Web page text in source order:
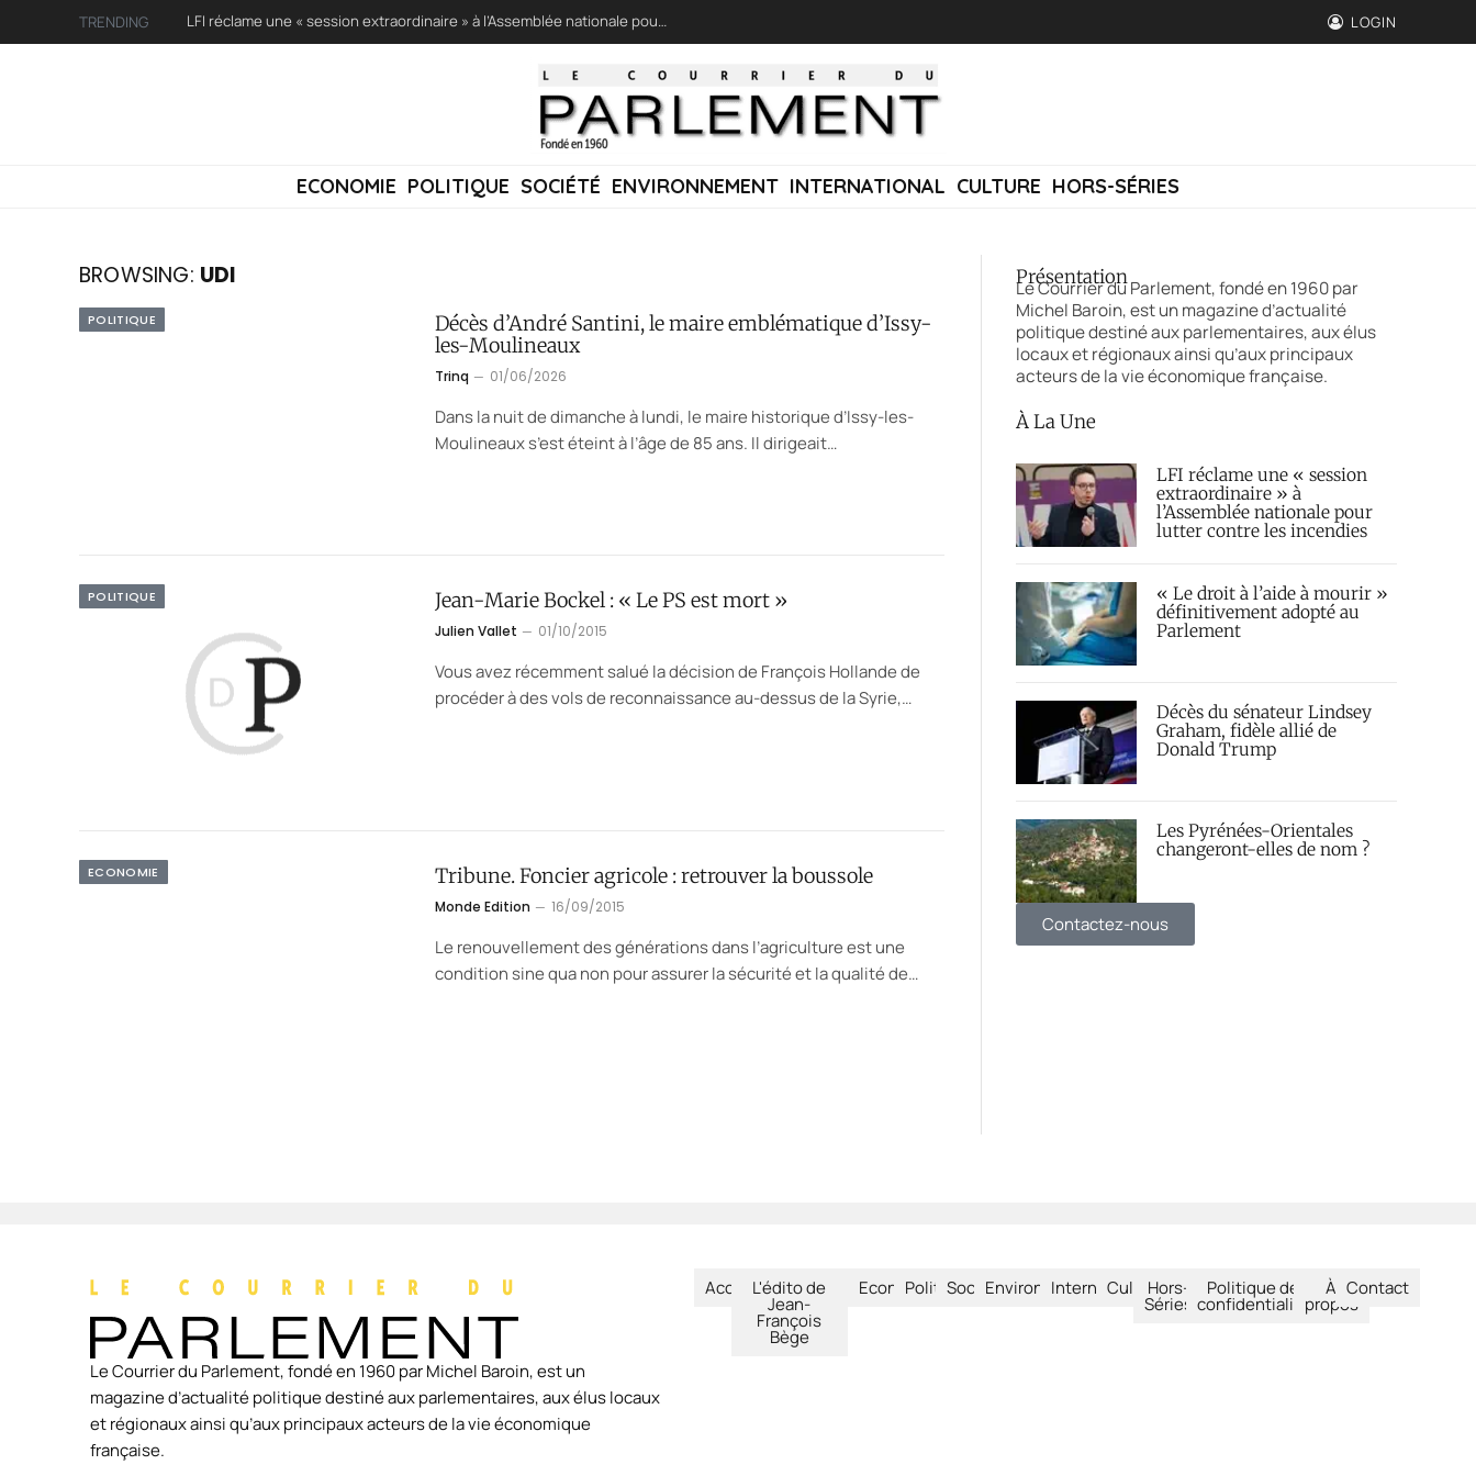
TRENDING LFI réclame une « session extraordinaire » à l’Assemblée nationale pour lutter contre les incendies LOGIN
ECONOMIE POLITIQUE SOCIÉTÉ ENVIRONNEMENT INTERNATIONAL CULTURE HORS-SÉRIES
BROWSING: UDI
POLITIQUE
Décès d’André Santini, le maire emblématique d’Issy-
les-Moulineaux
Trinq 01/06/2026
Dans la nuit de dimanche à lundi, le maire historique d’Issy-les-
Moulineaux s’est éteint à l’âge de 85 ans. Il dirigeait…
POLITIQUE Jean-Marie Bockel : « Le PS est mort »
Julien Vallet 01/10/2015
Vous avez récemment salué la décision de François Hollande de
procéder à des vols de reconnaissance au-dessus de la Syrie,…
ECONOMIE Tribune. Foncier agricole : retrouver la boussole
Monde Edition 16/09/2015
Le renouvellement des générations dans l’agriculture est une
condition sine qua non pour assurer la sécurité et la qualité de…
Présentation
Le Courrier du Parlement, fondé en 1960 par
Michel Baroin, est un magazine d’actualité
politique destiné aux parlementaires, aux élus
locaux et régionaux ainsi qu’aux principaux
acteurs de la vie économique française.
À La Une
LFI réclame une « session
extraordinaire » à
l’Assemblée nationale pour
lutter contre les incendies
« Le droit à l’aide à mourir »
définitivement adopté au
Parlement
Décès du sénateur Lindsey
Graham, fidèle allié de
Donald Trump
Les Pyrénées-Orientales
changeront-elles de nom ?
Contactez-nous
Le Courrier du Parlement, fondé en 1960 par Michel Baroin, est un
magazine d’actualité politique destiné aux parlementaires, aux élus locaux
et régionaux ainsi qu’aux principaux acteurs de la vie économique
française.
AccueilL'édito de
Jean-
François
Bège
EconomiePolitiqueSociétéEnvironnementInternational
CultureHors-
Séries
Politique de
confidentialité
À
propos
Contact